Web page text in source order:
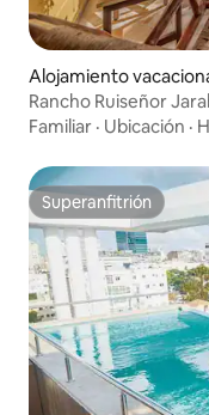
Alojamiento
Rancho Ruiseñor
Familiar · Ubicación ·
Superanfitrión
Superanfitrión